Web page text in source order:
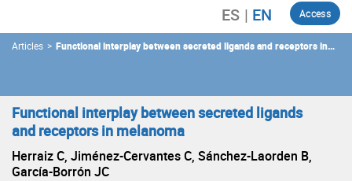
Access
Articles > Functional interplay between secreted ligands and receptors in
Functional interplay between secreted ligands
and receptors in melanoma
Herraiz C, Jiménez-Cervantes C, Sánchez-Laorden B,
García-Borrón JC